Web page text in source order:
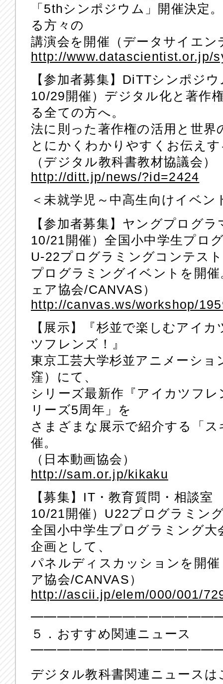
「5thシンポジウム」開催決定
る方々の
講演会を開催（データサイエン
http://www.datascientist.or.jp/
【参加者募集】DiTTシンポジ
10/29開催）デジタル化と著作
る全ての方へ。
法に則った著作権の活用と世
とにかくわかりやすくお伝え
（デジタル教科書教材協議会）
http://ditt.jp/news/?id=2424
＜未就学児～中高生向けイベ
【参加者募集】ヤングプログ
10/21開催）全国小中学生プロ
U-22プログラミングコンテス
プログラミングイベントを開
ェア協会/CANVAS）
http://canvas.ws/workshop/
【展示】『杉並で楽しむアイ
ツフレンズ！』
東京工芸大学杉並アニメーシ
窪）にて、
シリーズ最新作『アイカツフ
リーズ5周年」を
さまざまな展示で紹介する「
催。
（日本動画協会）
http://sam.or.jp/kikaku
【募集】IT・教育質問・相談
10/21開催）U22プログラミン
全国小中学生プログラミング
企画として、
パネルディスカッションを開
ア協会/CANVAS）
http://ascii.jp/elem/000/001/
５．おすすめ関連ニュース
デジタル教科書関連ニュースは